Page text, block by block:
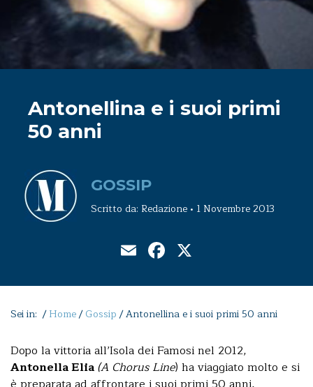
Antonellina e i suoi primi
50 anni
GOSSIP
Scritto da: Redazione • 1 Novembre 2013
EmailFacebook
Sei in: /Home/Gossip /Antonellina e i suoi primi 50 anni
Dopo la vittoria all’Isola dei Famosi nel 2012,
Antonella Elia(A Chorus Line) ha viaggiato molto e si